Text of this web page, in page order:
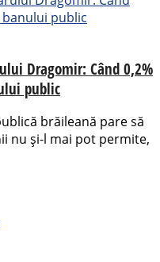
Dragomir: Când 0,2%
public
brăileană pare să
nu și-l mai pot permite,